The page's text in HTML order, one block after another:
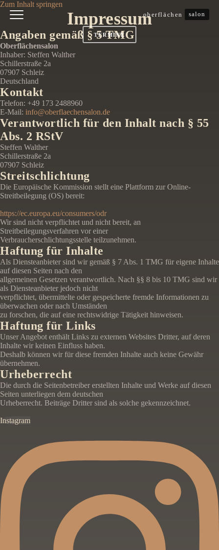
Zum Inhalt springen
oberflächen salon
TERMINE
Impressum
Angaben gemäß § 5 TMG
Oberflächensalon
Inhaber: Steffen Walther
Schillerstraße 2a
07907 Schleiz
Deutschland
Kontakt
Telefon: +49 173 2488960
E-Mail: info@oberflaechensalon.de
Verantwortlich für den Inhalt nach § 55
Abs. 2 RStV
Steffen Walther
Schillerstraße 2a
07907 Schleiz
Streitschlichtung
Die Europäische Kommission stellt eine Plattform zur Online-
Streitbeilegung (OS) bereit:
https://ec.europa.eu/consumers/odr
Wir sind nicht verpflichtet und nicht bereit, an
Streitbeilegungsverfahren vor einer
Verbraucherschlichtungsstelle teilzunehmen.
Haftung für Inhalte
Als Diensteanbieter sind wir gemäß § 7 Abs. 1 TMG für eigene Inhalte
auf diesen Seiten nach den
allgemeinen Gesetzen verantwortlich. Nach §§ 8 bis 10 TMG sind wir
als Diensteanbieter jedoch nicht
verpflichtet, übermittelte oder gespeicherte fremde Informationen zu
überwachen oder nach Umständen
zu forschen, die auf eine rechtswidrige Tätigkeit hinweisen.
Haftung für Links
Unser Angebot enthält Links zu externen Websites Dritter, auf deren
Inhalte wir keinen Einfluss haben.
Deshalb können wir für diese fremden Inhalte auch keine Gewähr
übernehmen.
Urheberrecht
Die durch die Seitenbetreiber erstellten Inhalte und Werke auf diesen
Seiten unterliegen dem deutschen
Urheberrecht. Beiträge Dritter sind als solche gekennzeichnet.
Instagram